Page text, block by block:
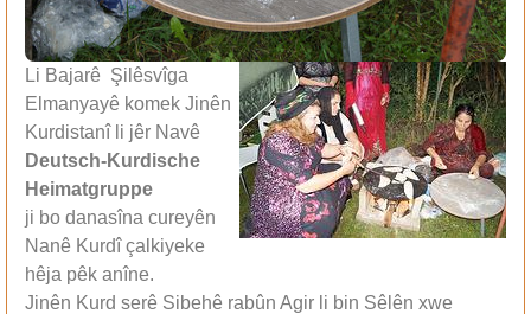
Li Bajarê Şilêsvîga
Elmanyayê komek Jinên
Kurdistanî li jêr Navê
Deutsch-Kurdische
Heimatgruppe
ji bo danasîna cureyên
Nanê Kurdî çalkiyeke
hêja pêk anîne.
Jinên Kurd serê Sibehê rabûn Agir li bin Sêlên xwe